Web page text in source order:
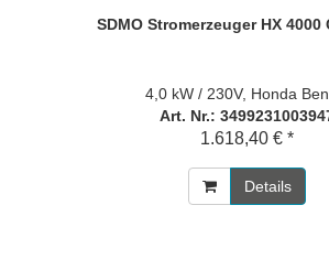
SDMO Stromerzeuger HX 4000
4,0 kW / 230V, Honda
Art. Nr.:
1.618,40 € *
Details